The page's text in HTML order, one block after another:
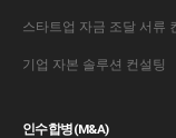
스타트업 자금 조달 서류
기업 자본 솔루션 컨설팅
인수합병(M&A)